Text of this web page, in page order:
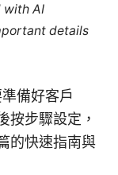
with AI
details
備好客戶
按步驟設定，
的快速指南與